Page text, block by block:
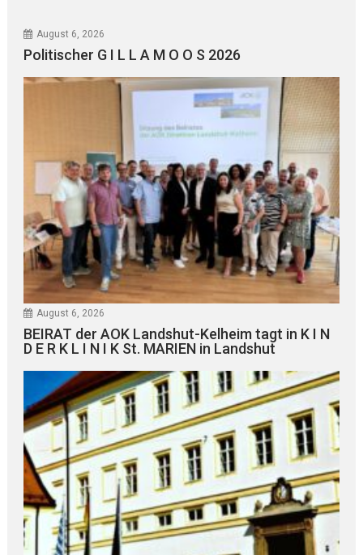
August 6, 2026
Politischer G I L L A M O O S 2026
August 6, 2026
BEIRAT der AOK Landshut-Kelheim tagt in K I N
D E R K L I N I K St. MARIEN in Landshut